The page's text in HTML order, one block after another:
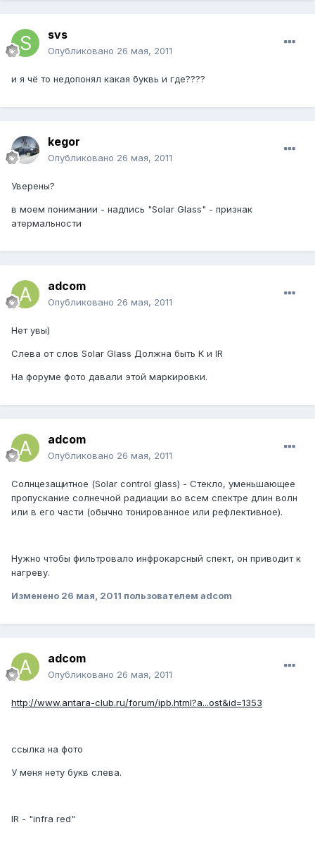
svs
Опубликовано 26 мая, 2011
и я чё то недопонял какая буквь и где????
kegor
Опубликовано 26 мая, 2011
Уверены?
в моем понимании - надпись "Solar Glass" - признак
атермальности
adcom
Опубликовано 26 мая, 2011
Нет увы)
Слева от слов Solar Glass Должна быть K и IR
На форуме фото давали этой маркировки.
adcom
Опубликовано 26 мая, 2011
Солнцезащитное (Solar control glass) - Стекло, уменьшающее
пропускание солнечной радиации во всем спектре длин волн
или в его части (обычно тонированное или рефлективное).
Нужно чтобы фильтровало инфрокарсный спект, он приводит к
нагреву.
Изменено 26 мая, 2011 пользователем adcom
adcom
Опубликовано 26 мая, 2011
http://www.antara-club.ru/forum/ipb.html?a...ost&id=1353
ссылка на фото
У меня нету букв слева.
IR - "infra red"